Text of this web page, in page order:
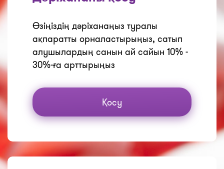
Өзіңіздің дәріханаңыз туралы
ақпаратты орналастырыңыз, сатып
алушылардың санын ай сайын 10% -
30%-ға арттырыңыз
Қосу